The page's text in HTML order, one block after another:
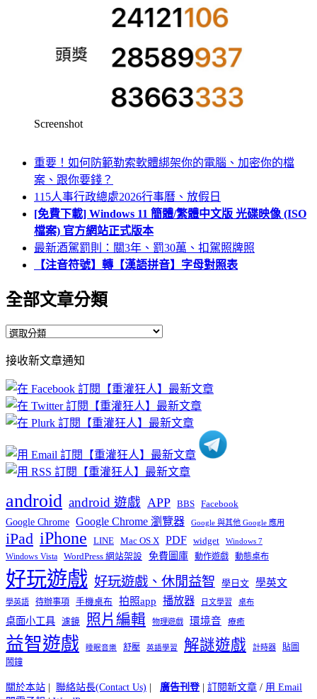
Screenshot
重要！如何防範勒索軟體綁架你的電腦、加密你的檔
案、跟你要錢？
115人事行政總處2026行事曆、放假日
[免費下載] Windows 11 簡體/繁體中文版 光碟映像 (ISO
檔案) 官方網站正式版本
最新酒駕罰則：關3年、罰30萬、扣駕照牌照
【注音符號】轉【漢語拼音】字母對照表
全部文章分類
全
文
章
分
類
接收新文章通知
android android 遊戲 APP BBS Facebook
Google Chrome Google Chrome 瀏覽器 Google 與其他 Google 應用
iPad iPhone LINE Mac OS X PDF widget Windows 7
Windows Vista WordPress 網站架設 免費圖庫 動作遊戲 動態桌布
好玩遊戲 好玩遊戲、休閒益智 學日文 學英文
學英語 待辦事項 手機桌布 拍照app 播放器 日文學習 桌布
桌面小工具 濾鏡 照片編輯 物理遊戲 環境音 療癒
益智遊戲 睡眠音樂 舒壓 英語學習 解謎遊戲 計時器
貼圖
鬧鐘
關於本站 聯絡站長(Contact Us) 廣告刊登| 訂閱新文章 / 用 Email